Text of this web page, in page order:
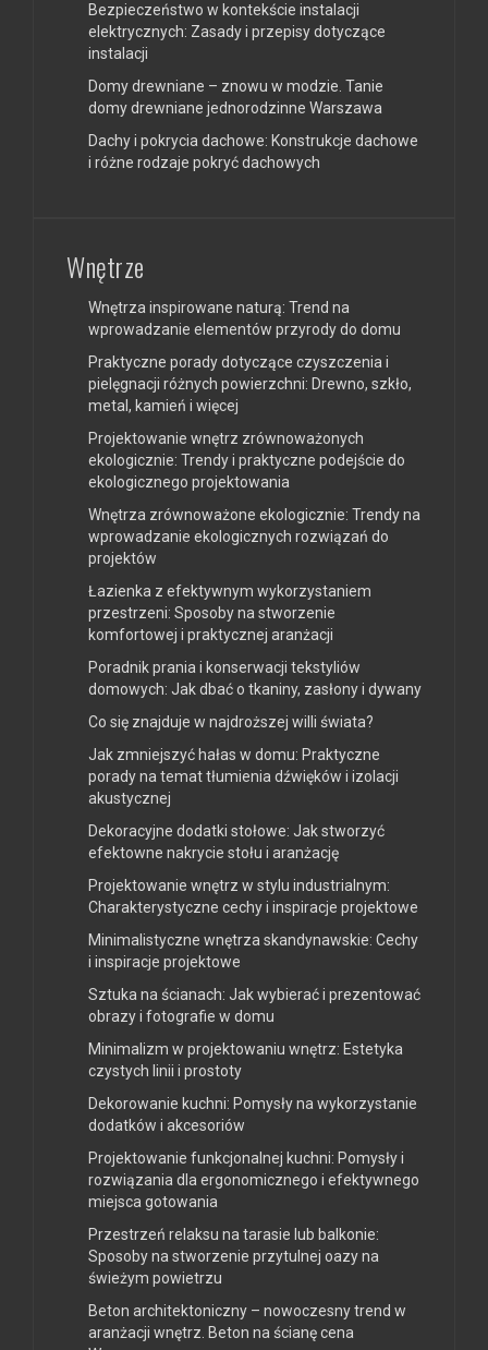
Bezpieczeństwo w kontekście instalacji
elektrycznych: Zasady i przepisy dotyczące
instalacji
Domy drewniane – znowu w modzie. Tanie
domy drewniane jednorodzinne Warszawa
Dachy i pokrycia dachowe: Konstrukcje dachowe
i różne rodzaje pokryć dachowych
Wnętrze
Wnętrza inspirowane naturą: Trend na
wprowadzanie elementów przyrody do domu
Praktyczne porady dotyczące czyszczenia i
pielęgnacji różnych powierzchni: Drewno, szkło,
metal, kamień i więcej
Projektowanie wnętrz zrównoważonych
ekologicznie: Trendy i praktyczne podejście do
ekologicznego projektowania
Wnętrza zrównoważone ekologicznie: Trendy na
wprowadzanie ekologicznych rozwiązań do
projektów
Łazienka z efektywnym wykorzystaniem
przestrzeni: Sposoby na stworzenie
komfortowej i praktycznej aranżacji
Poradnik prania i konserwacji tekstyliów
domowych: Jak dbać o tkaniny, zasłony i dywany
Co się znajduje w najdroższej willi świata?
Jak zmniejszyć hałas w domu: Praktyczne
porady na temat tłumienia dźwięków i izolacji
akustycznej
Dekoracyjne dodatki stołowe: Jak stworzyć
efektowne nakrycie stołu i aranżację
Projektowanie wnętrz w stylu industrialnym:
Charakterystyczne cechy i inspiracje projektowe
Minimalistyczne wnętrza skandynawskie: Cechy
i inspiracje projektowe
Sztuka na ścianach: Jak wybierać i prezentować
obrazy i fotografie w domu
Minimalizm w projektowaniu wnętrz: Estetyka
czystych linii i prostoty
Dekorowanie kuchni: Pomysły na wykorzystanie
dodatków i akcesoriów
Projektowanie funkcjonalnej kuchni: Pomysły i
rozwiązania dla ergonomicznego i efektywnego
miejsca gotowania
Przestrzeń relaksu na tarasie lub balkonie:
Sposoby na stworzenie przytulnej oazy na
świeżym powietrzu
Beton architektoniczny – nowoczesny trend w
aranżacji wnętrz. Beton na ścianę cena